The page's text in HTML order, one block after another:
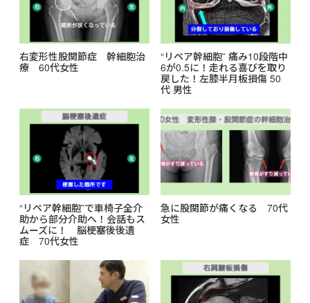
右変形性股関節症 幹細胞治
療 60代女性
“リペア幹細胞” 痛み10段階中
6が0.5に！走れる喜びを取り
戻した！左膝半月板損傷 50
代 男性
“リペア幹細胞”で車椅子全介
助から部分介助へ！会話もス
ムーズに！ 脳梗塞後後遺
症 70代女性
急に股関節が痛くなる 70代
女性